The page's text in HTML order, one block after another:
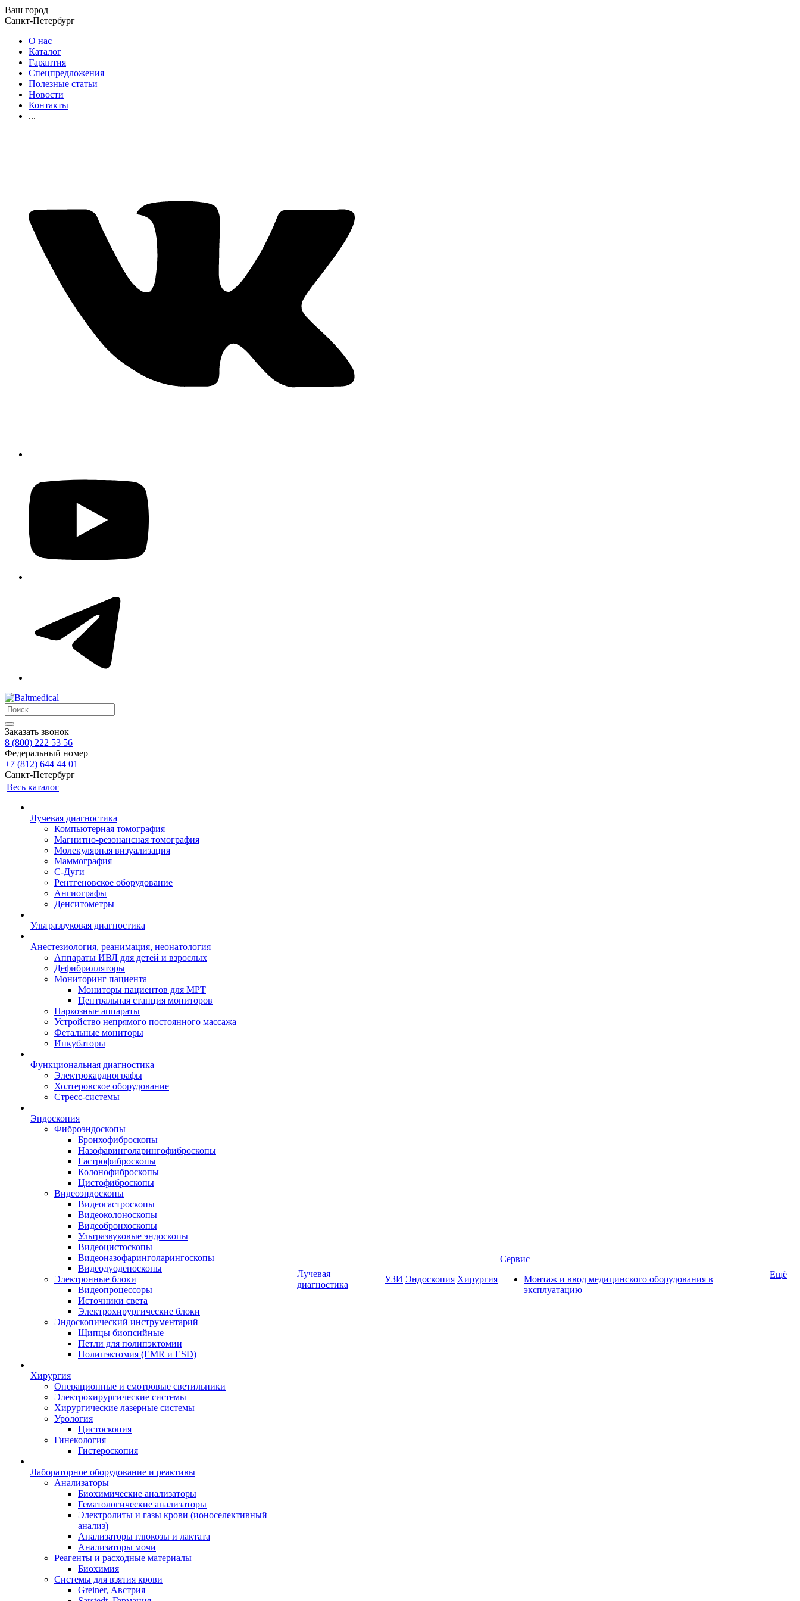
Ваш город
Санкт-Петербург
О нас
Каталог
Гарантия
Спецпредложения
Полезные статьи
Новости
Контакты
...
Заказать звонок
8 (800) 222 53 56
Федеральный номер
+7 (812) 644 44 01
Санкт-Петербург
Весь каталог
Лучевая диагностика
Компьютерная томография
Магнитно-резонансная томография
Молекулярная визуализация
Маммография
С-Дуги
Рентгеновское оборудование
Ангиографы
Денситометры
Ультразвуковая диагностика
Анестезиология, реанимация, неонатология
Аппараты ИВЛ для детей и взрослых
Дефибрилляторы
Мониторинг пациента
Мониторы пациентов для МРТ
Центральная станция мониторов
Наркозные аппараты
Устройство непрямого постоянного массажа
Фетальные мониторы
Инкубаторы
Функциональная диагностика
Электрокардиографы
Холтеровское оборудование
Стресс-системы
Эндоскопия
Фиброэндоскопы
Бронхофиброскопы
Назофаринголарингофиброскопы
Гастрофиброскопы
Колонофиброскопы
Цистофиброскопы
Видеоэндоскопы
Видеогастроскопы
Видеоколоноскопы
Видеобронхоскопы
Ультразвуковые эндоскопы
Видеоцистоскопы
Видеоназофаринголарингоскопы
Видеодуоденоскопы
Электронные блоки
Видеопроцессоры
Источники света
Электрохирургические блоки
Эндоскопический инструментарий
Щипцы биопсийные
Петли для полипэктомии
Полипэктомия (EMR и ESD)
Хирургия
Операционные и смотровые светильники
Электрохирургические системы
Хирургические лазерные системы
Урология
Цистоскопия
Гинекология
Гистероскопия
Лабораторное оборудование и реактивы
Анализаторы
Биохимические анализаторы
Гематологические анализаторы
Электролиты и газы крови (ионоселективный
анализ)
Анализаторы глюкозы и лактата
Анализаторы мочи
Реагенты и расходные материалы
Биохимия
Системы для взятия крови
Greiner, Австрия
Лучевая
диагностика
УЗИ Эндоскопия Хирургия
Сервис
Монтаж и ввод медицинского оборудования в
эксплуатацию
Ещё